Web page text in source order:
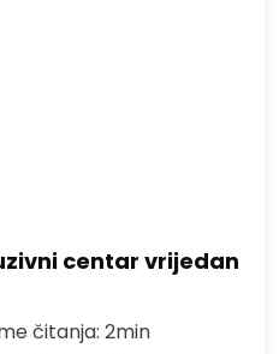
centar vrijedan
čitanja: 2min